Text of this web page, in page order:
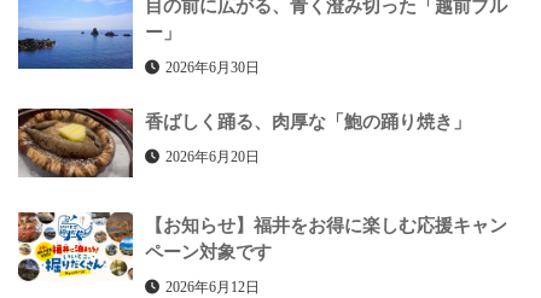
目の前に広がる、青く澄み切った「越前ブル
ー」
2026年6月30日
香ばしく踊る、肉厚な「鮑の踊り焼き」
2026年6月20日
【お知らせ】福井をお得に楽しむ応援キャン
ペーン対象です
2026年6月12日